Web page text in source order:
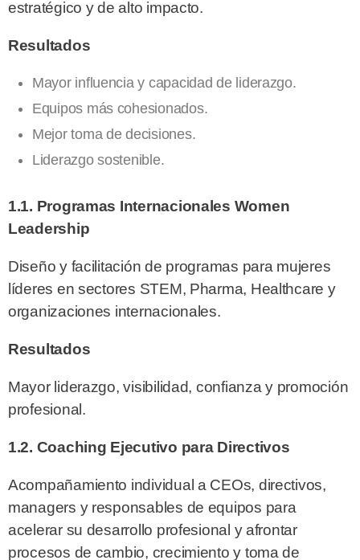
estratégico y de alto impacto.
Resultados
Mayor influencia y capacidad de liderazgo.
Equipos más cohesionados.
Mejor toma de decisiones.
Liderazgo sostenible.
1.1. Programas Internacionales Women
Leadership
Diseño y facilitación de programas para mujeres
líderes en sectores STEM, Pharma, Healthcare y
organizaciones internacionales.
Resultados
Mayor liderazgo, visibilidad, confianza y promoción
profesional.
1.2. Coaching Ejecutivo para Directivos
Acompañamiento individual a CEOs, directivos,
managers y responsables de equipos para
acelerar su desarrollo profesional y afrontar
procesos de cambio, crecimiento y toma de